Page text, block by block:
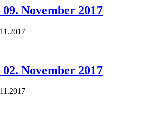
09. November 2017
02. November 2017